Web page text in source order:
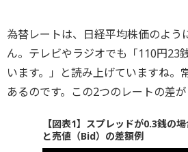
為替レートは、日経平均株価のよう
ん。テレビやラジオでも「110円23
います。」と読み上げていますね。
あるのです。この2つのレートの差が
【図表1】スプレッドが0.3銭の
と売値（Bid）の差額例